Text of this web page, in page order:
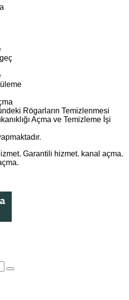
Rögarların Temizlenmesi
Açma ve Temizleme İşi
Garantili hizmet. kanal açma.